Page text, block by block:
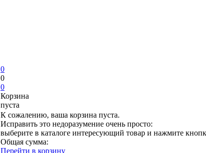
0
0
0
Корзина
пуста
К сожалению, ваша корзина пуста.
Исправить это недоразумение очень просто:
выберите в каталоге интересующий товар и нажмите
Общая сумма:
Перейти в корзину